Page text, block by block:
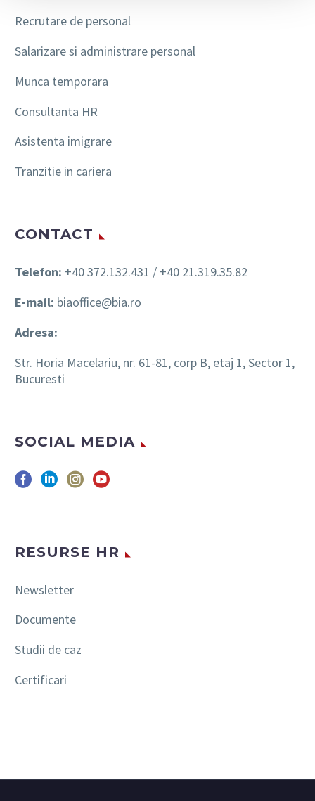
Recrutare de personal
Salarizare si administrare personal
Munca temporara
Consultanta HR
Asistenta imigrare
Tranzitie in cariera
CONTACT
Telefon: +40 372.132.431 / +40 21.319.35.82
E-mail: biaoffice@bia.ro
Adresa:
Str. Horia Macelariu, nr. 61-81, corp B, etaj 1, Sector 1,
Bucuresti
SOCIAL MEDIA
RESURSE HR
Newsletter
Documente
Studii de caz
Certificari